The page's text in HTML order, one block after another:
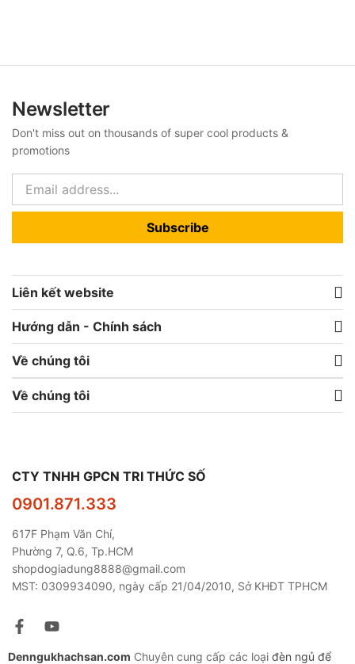
Newsletter
Don't miss out on thousands of super cool products &
promotions
Subscribe
Liên kết website
Hướng dẫn - Chính sách
Về chúng tôi
Về chúng tôi
CTY TNHH GPCN TRI THỨC SỐ
0901.871.333
617F Phạm Văn Chí,
Phường 7, Q.6, Tp.HCM
shopdogiadung8888@gmail.com
MST: 0309934090, ngày cấp 21/04/2010, Sở KHĐT TPHCM
Denngukhachsan.com Chuyên cung cấp các loại đèn ngủ để